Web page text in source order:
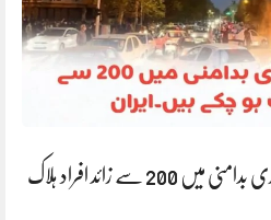
ایران کا کہنا ہے کہ ملک میں جاری بدامنی میں 200 سے زائد افراد ہلاک